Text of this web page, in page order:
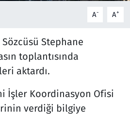
A- A+
Stephane
toplantısında
aktardı.
İşler Koordinasyon Ofisi
verdiği bilgiye